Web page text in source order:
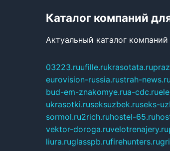
Каталог компаний
Актуальный каталог
03223.ruufille.rukrasotata.ru
eurovision-russia.rustrah-news.ru
bud-em-znakomye.rua-cdc.ru
ukrasotki.ruseksuzbek.ruseks-
sormol.ru2rich.ruhostel-65.ru
vektor-doroga.ruvelotrenajery.ru
liura.ruglasspb.rufirehunters.ru